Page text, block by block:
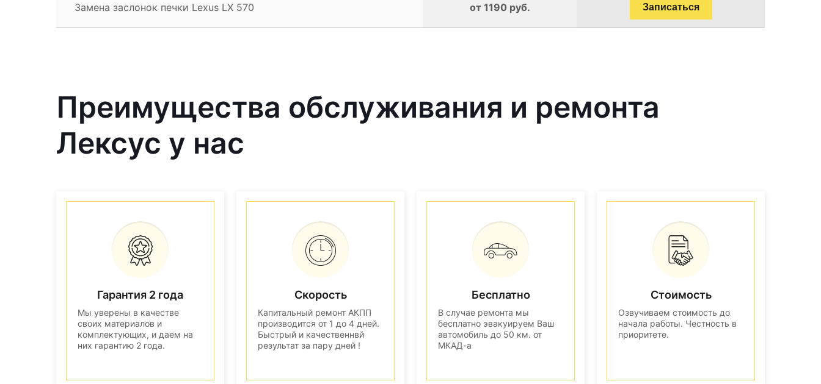
Замена заслонок печки Lexus LX 570 от 1190 руб. Записаться
Преимущества обслуживания и ремонта
Лексус у нас
Гарантия 2 года
Мы уверены в качестве
своих материалов и
комплектующих, и даем на
них гарантию 2 года.
Скорость
Капитальный ремонт АКПП
производится от 1 до 4 дней.
Быстрый и качественнвй
результат за пару дней !
Бесплатно
В случае ремонта мы
бесплатно эвакуируем Ваш
автомобиль до 50 км. от
МКАД-а
Стоимость
Озвучиваем стоимость до
начала работы. Честность в
приоритете.